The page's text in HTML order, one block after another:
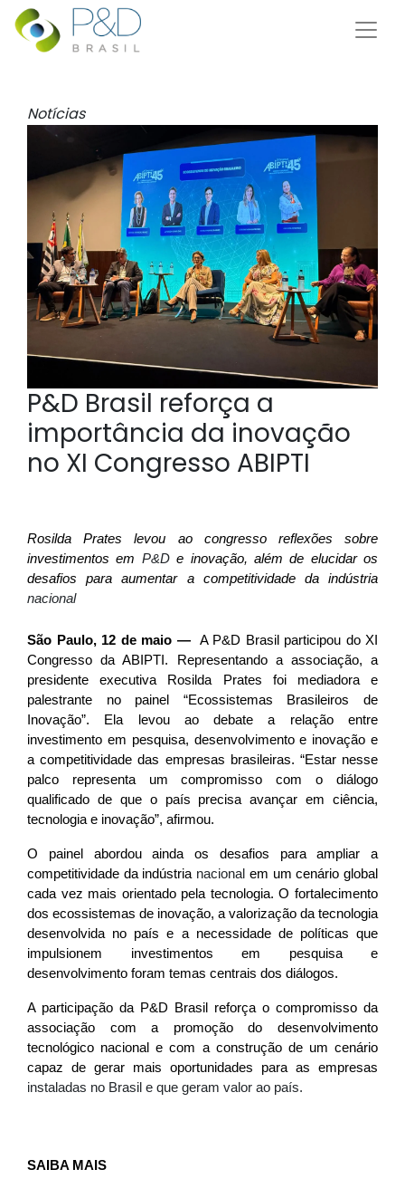
Notícias
P&D Brasil reforça a
importância da inovação
no XI Congresso ABIPTI
Rosilda Prates levou ao congresso reflexões sobre
investimentos em P&De inovação, além de elucidar os
desafios para aumentar a competitividade da indústria
nacional
São Paulo, 12 de maio —A P&D Brasil participou do XI
Congresso da ABIPTI. Representando a associação, a
presidente executiva Rosilda Prates foi mediadora e
palestrante no painel “Ecossistemas Brasileiros de
Inovação”. Ela levou ao debate a relação entre
investimento em pesquisa, desenvolvimento e inovação e
a competitividade das empresas brasileiras. “Estar nesse
palco representa um compromisso com o diálogo
qualificado de que o país precisa avançar em ciência,
tecnologia e inovação”, afirmou.
O painel abordou ainda os desafios para ampliar a
competitividade da indústria nacional em um cenário global
cada vez mais orientado pela tecnologia. O fortalecimento
dos ecossistemas de inovação, a valorização da tecnologia
desenvolvida no país e a necessidade de políticas que
impulsionem investimentos em pesquisa e
desenvolvimento foram temas centrais dos diálogos.
A participação da P&D Brasil reforça o compromisso da
associação com a promoção do desenvolvimento
tecnológico nacional e com a construção de um cenário
capaz de gerar mais oportunidades para as empresas
instaladas no Brasil e que geram valor ao país.
SAIBA MAIS